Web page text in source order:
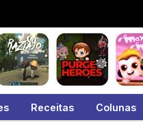
Receitas Colunas